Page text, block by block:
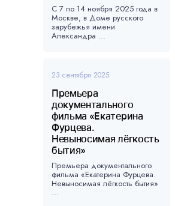
С 7 по 14 ноября 2025 года в
Москве, в Доме русского
зарубежья имени
Александра ...
23 сентября 2025
Премьера
документального
фильма «Екатерина
Фурцева.
Невыносимая лёгкость
бытия»
Премьера документального
фильма «Екатерина Фурцева.
Невыносимая лёгкость бытия»
...